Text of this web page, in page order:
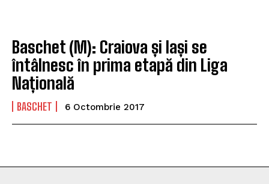
Baschet (M): Craiova și Iași se
întâlnesc în prima etapă din Liga
Națională
BASCHET 6 Octombrie 2017